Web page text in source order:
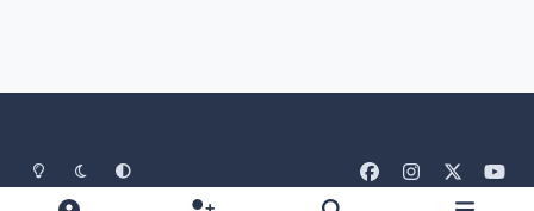
Light ModeDark ModeSystem Preference
a
n
o